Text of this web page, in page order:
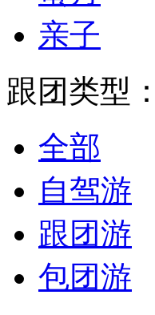
亲子
跟团类型：
全部
自驾游
跟团游
包团游